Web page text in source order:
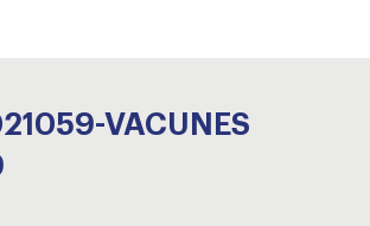
VACUNES